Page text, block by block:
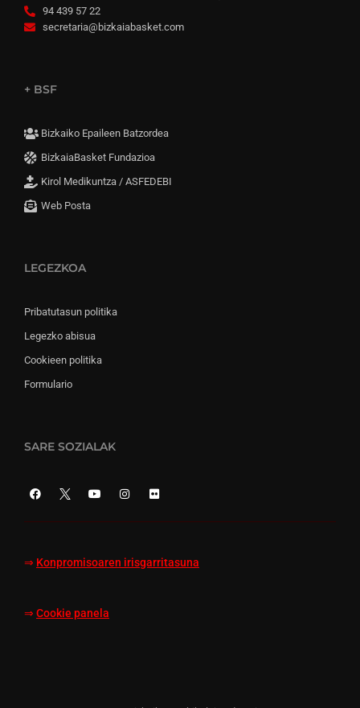
94 439 57 22
secretaria@bizkaiabasket.com
+ BSF
Bizkaiko Epaileen Batzordea
BizkaiaBasket Fundazioa
Kirol Medikuntza / ASFEDEBI
Web Posta
LEGEZKOA
Pribatutasun politika
Legezko abisua
Cookieen politika
Formulario
SARE SOZIALAK
⇒ Konpromisoaren irisgarritasuna
⇒ Cookie panela